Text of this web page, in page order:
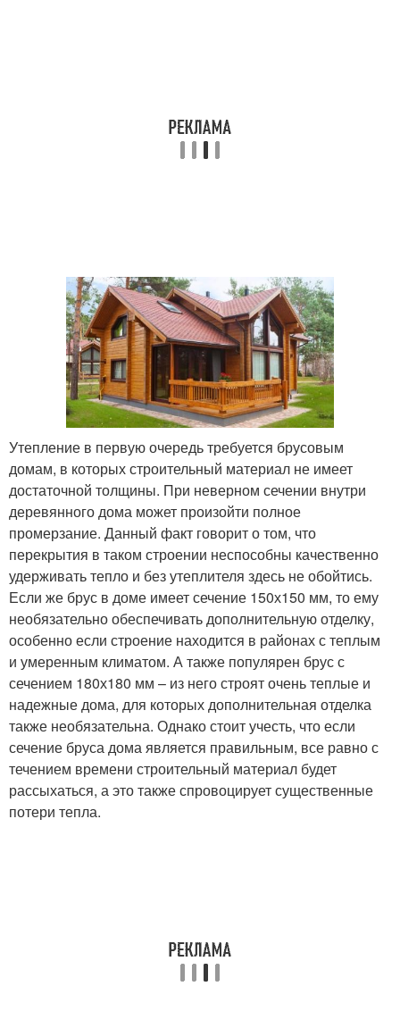
Утепление в первую очередь требуется брусовым
домам, в которых строительный материал не имеет
достаточной толщины. При неверном сечении внутри
деревянного дома может произойти полное
промерзание. Данный факт говорит о том, что
перекрытия в таком строении неспособны качественно
удерживать тепло и без утеплителя здесь не обойтись.
Если же брус в доме имеет сечение 150х150 мм, то ему
необязательно обеспечивать дополнительную отделку,
особенно если строение находится в районах с теплым
и умеренным климатом. А также популярен брус с
сечением 180х180 мм – из него строят очень теплые и
надежные дома, для которых дополнительная отделка
также необязательна. Однако стоит учесть, что если
сечение бруса дома является правильным, все равно с
течением времени строительный материал будет
рассыхаться, а это также спровоцирует существенные
потери тепла.